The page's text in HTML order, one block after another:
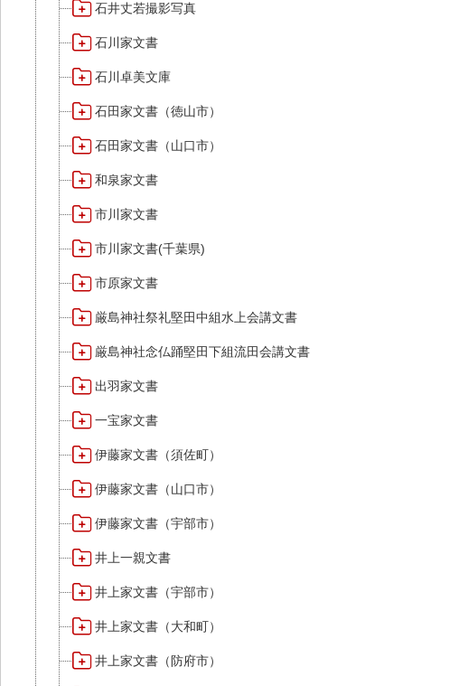
石井丈若撮影写真
石川家文書
石川卓美文庫
石田家文書（徳山市）
石田家文書（山口市）
和泉家文書
市川家文書
市川家文書(千葉県)
市原家文書
厳島神社祭礼堅田中組水上会講文書
厳島神社念仏踊堅田下組流田会講文書
出羽家文書
一宝家文書
伊藤家文書（須佐町）
伊藤家文書（山口市）
伊藤家文書（宇部市）
井上一親文書
井上家文書（宇部市）
井上家文書（大和町）
井上家文書（防府市）